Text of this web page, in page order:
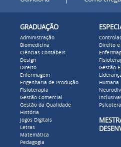
GRADUAÇÃO
Administração
Biomedicina
Ciências Contábeis
Design
Direito
Enfermagem
Engenharia de Produção
Fisioterapia
Gestão Comercial
Gestão da Qualidade
História
Jogos Digitais
Letras
Matemática
Pedagogia
Direito e
Gestão
Humana